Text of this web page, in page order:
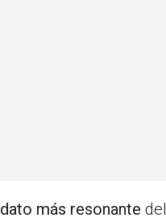
dato más resonante